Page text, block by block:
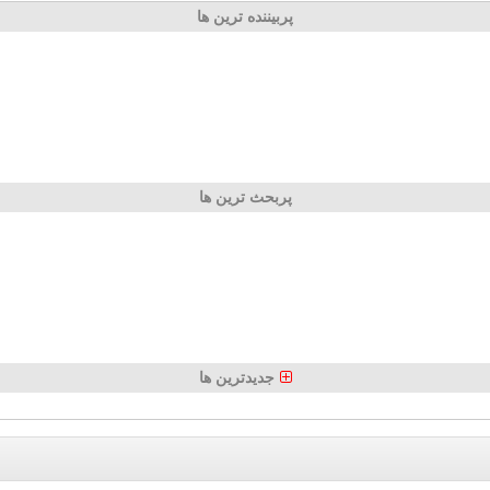
پربیننده ترین ها
پربحث ترین ها
جدیدترین ها